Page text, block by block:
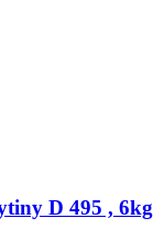
D 495 , 6kg